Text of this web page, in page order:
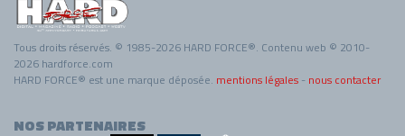
Tous droits réservés. © 1985-2026 HARD FORCE®. Contenu web © 2010-
2026 hardforce.com
HARD FORCE® est une marque déposée. mentions légales - nous contacter
NOS PARTENAIRES